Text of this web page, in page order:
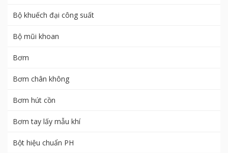
Bộ khuếch đại công suất
Bộ mũi khoan
Bơm
Bơm chân không
Bơm hút cồn
Bơm tay lấy mẫu khí
Bột hiệu chuẩn PH